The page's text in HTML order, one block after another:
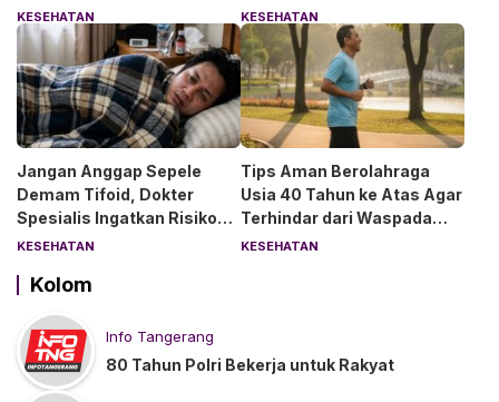
Anjurkan 6 Asupan Ini
KESEHATAN
Penjelasan Dokter RS Sari
Asih Bintaro
KESEHATAN
Jangan Anggap Sepele
Demam Tifoid, Dokter
Spesialis Ingatkan Risiko
Kebocoran Usus
KESEHATAN
Tips Aman Berolahraga
Usia 40 Tahun ke Atas Agar
Terhindar dari Waspada
“Angin Duduk”
KESEHATAN
Kolom
Info Tangerang
80 Tahun Polri Bekerja untuk Rakyat